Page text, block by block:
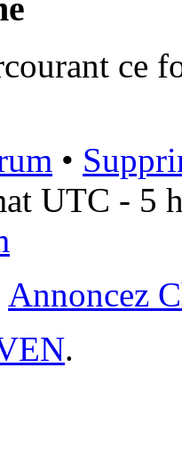
ce
•
UTC - 5
Annoncez
.